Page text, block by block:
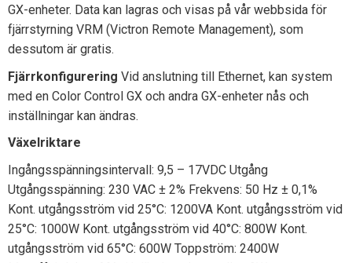
GX-enheter. Data kan lagras och visas på vår webbsida för
fjärrstyrning VRM (Victron Remote Management), som
dessutom är gratis.
Fjärrkonfigurering Vid anslutning till Ethernet, kan system
med en Color Control GX och andra GX-enheter nås och
inställningar kan ändras.
Växelriktare
Ingångsspänningsintervall: 9,5 – 17VDC Utgång
Utgångsspänning: 230 VAC ± 2% Frekvens: 50 Hz ± 0,1%
Kont. utgångsström vid 25°C: 1200VA Kont. utgångsström vid
25°C: 1000W Kont. utgångsström vid 40°C: 800W Kont.
utgångsström vid 65°C: 600W Toppström: 2400W